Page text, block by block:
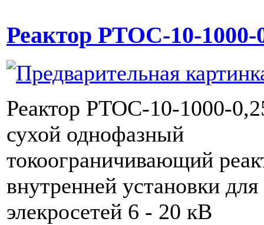
Реактор РТОС-10-1000-
Реактор РТОС-10-1000-
сухой однофазный
токоограничивающий
внутренней установки для
элекросетей 6 - 20 кВ